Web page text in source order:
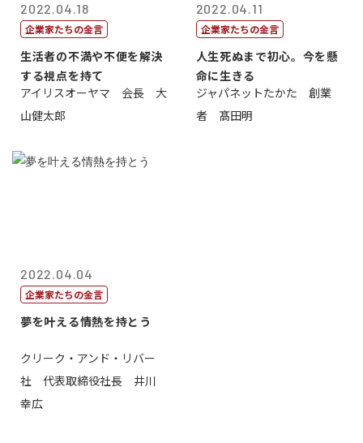
2022.04.18
企業家たちの金言
生活者の不満や不便を解決
する視点を持て
アイリスオーヤマ 会長 大
山健太郎
2022.04.11
企業家たちの金言
人生死ぬまで初心。今を懸
命に生きる
ジャパネットたかた 創業
者 髙田明
2022.04.04
企業家たちの金言
夢を叶える情熱を持とう
クリーク・アンド・リバー
社 代表取締役社長 井川
幸広